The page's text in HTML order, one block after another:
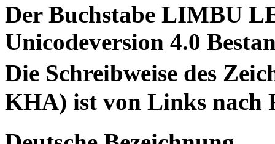
Der Buchstabe LIMBU
Unicodeversion 4.0
Die Schreibweise des
KHA) ist von Links nach